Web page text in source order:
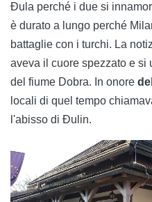
Đula perché i due si
è durato a lungo perché
battaglie con i turchi. La
aveva il cuore spezzato e
del fiume Dobra. In onore
locali di quel tempo
l'abisso di Đulin.